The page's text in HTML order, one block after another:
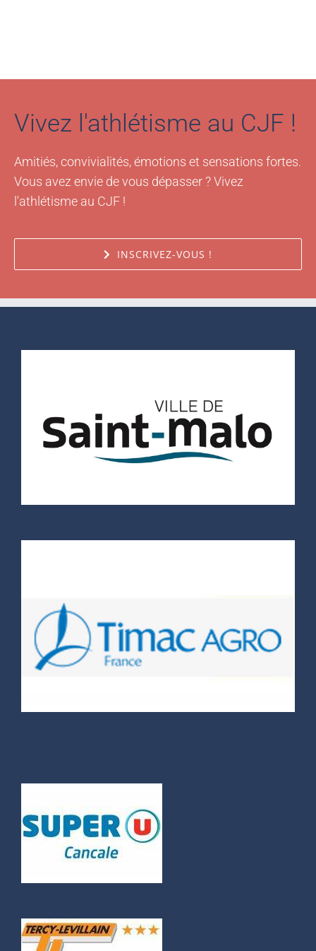
Vivez l'athlétisme au CJF !
Amitiés, convivialités, émotions et sensations fortes.
Vous avez envie de vous dépasser ? Vivez
l'athlétisme au CJF !
INSCRIVEZ-VOUS !